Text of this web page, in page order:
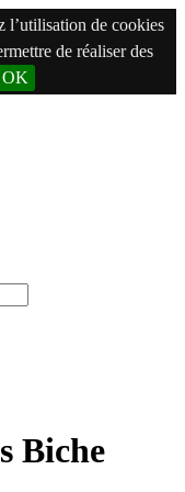
l’utilisation de cookies
de réaliser des
OK
Biche